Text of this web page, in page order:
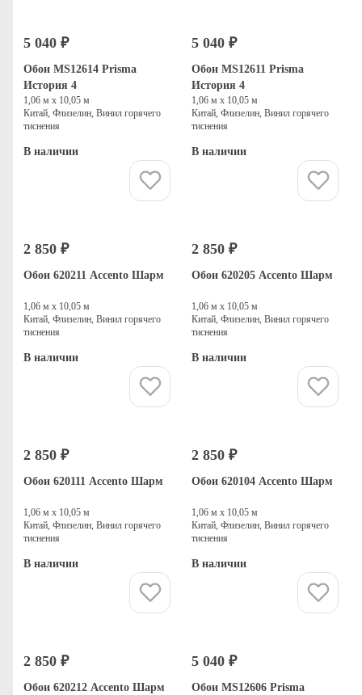
5 040 ₽
Обои MS12614 Prisma
История 4
1,06 м х 10,05 м
Китай, Флизелин, Винил горячего
тиснения
В наличии
5 040 ₽
Обои MS12611 Prisma
История 4
1,06 м х 10,05 м
Китай, Флизелин, Винил горячего
тиснения
В наличии
2 850 ₽
Обои 620211 Accento Шарм
1,06 м х 10,05 м
Китай, Флизелин, Винил горячего
тиснения
В наличии
2 850 ₽
Обои 620205 Accento Шарм
1,06 м х 10,05 м
Китай, Флизелин, Винил горячего
тиснения
В наличии
2 850 ₽
Обои 620111 Accento Шарм
1,06 м х 10,05 м
Китай, Флизелин, Винил горячего
тиснения
В наличии
2 850 ₽
Обои 620104 Accento Шарм
1,06 м х 10,05 м
Китай, Флизелин, Винил горячего
тиснения
В наличии
2 850 ₽
Обои 620212 Accento Шарм
5 040 ₽
Обои MS12606 Prisma